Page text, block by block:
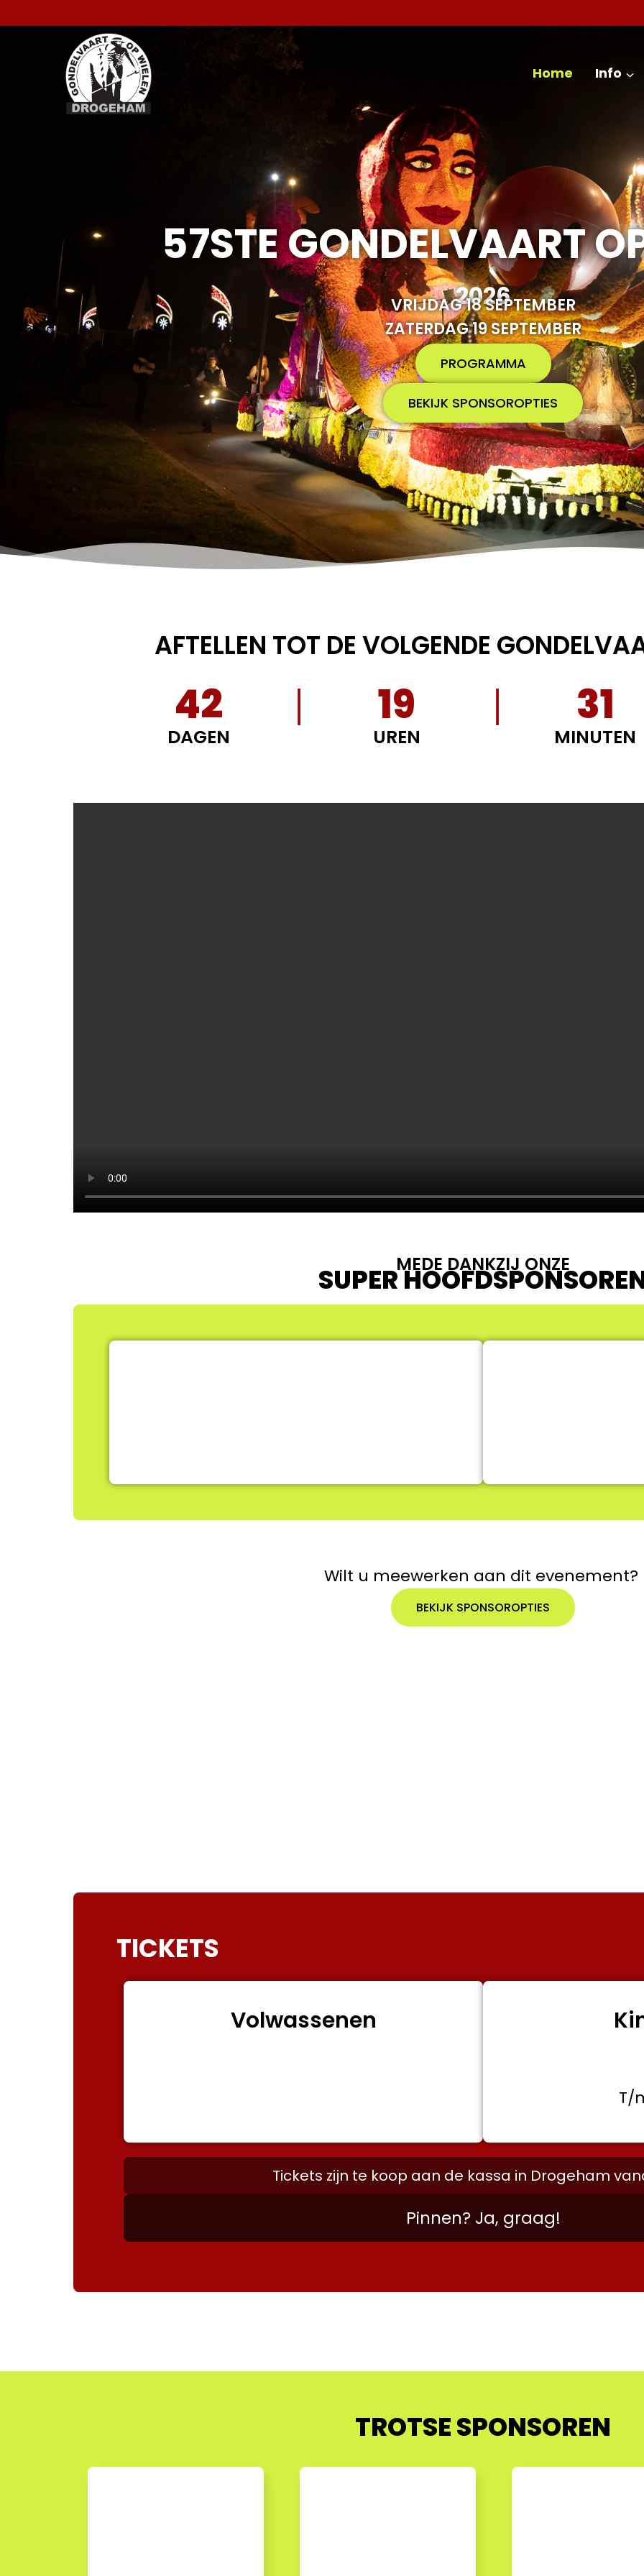
Home Info
57STE GONDELVAART
2026
VRIJDAG 18 SEPTEMBER
ZATERDAG 19 SEPTEMBER
PROGRAMMA
BEKIJK SPONSOROPTIES
AFTELLEN TOT DE VOLGENDE
42
DAGEN
19
UREN
31
MINUTEN
MEDE DANKZIJ ONZE
SUPER
Wilt u meewerken aan dit evenement?
BEKIJK SPONSOROPTIES
TICKETS
Volwassenen
T/
Tickets zijn te koop aan de kassa in Drogeham
Pinnen? Ja, graag!
TROTSE SPONSOREN